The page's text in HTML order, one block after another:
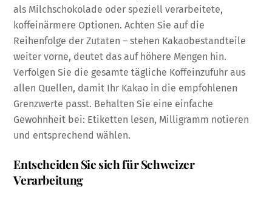
als Milchschokolade oder speziell verarbeitete,
koffeinärmere Optionen. Achten Sie auf die
Reihenfolge der Zutaten – stehen Kakaobestandteile
weiter vorne, deutet das auf höhere Mengen hin.
Verfolgen Sie die gesamte tägliche Koffeinzufuhr aus
allen Quellen, damit Ihr Kakao in die empfohlenen
Grenzwerte passt. Behalten Sie eine einfache
Gewohnheit bei: Etiketten lesen, Milligramm notieren
und entsprechend wählen.
Entscheiden Sie sich für Schweizer
Verarbeitung